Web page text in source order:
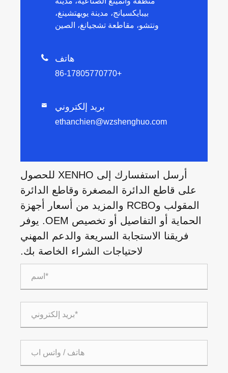
بيبايكسيانج، مدينة يويهتشينغ،
ونتشو، مقاطعة تشجيانغ، الصين
 هاتف
+86-17805770770
 بريد إلكتروني
ethanchien@wzshenghuo.com
أرسل استفسارك إلى XENHO للحصول
على قاطع الدائرة المصغرة وقاطع الدائرة
المقولب وRCBO والمزيد من أسعار أجهزة
الحماية أو التفاصيل أو تخصيص OEM. يوفر
فريقنا الاستجابة السريعة والدعم المهني
لاحتياجات الشراء الخاصة بك.